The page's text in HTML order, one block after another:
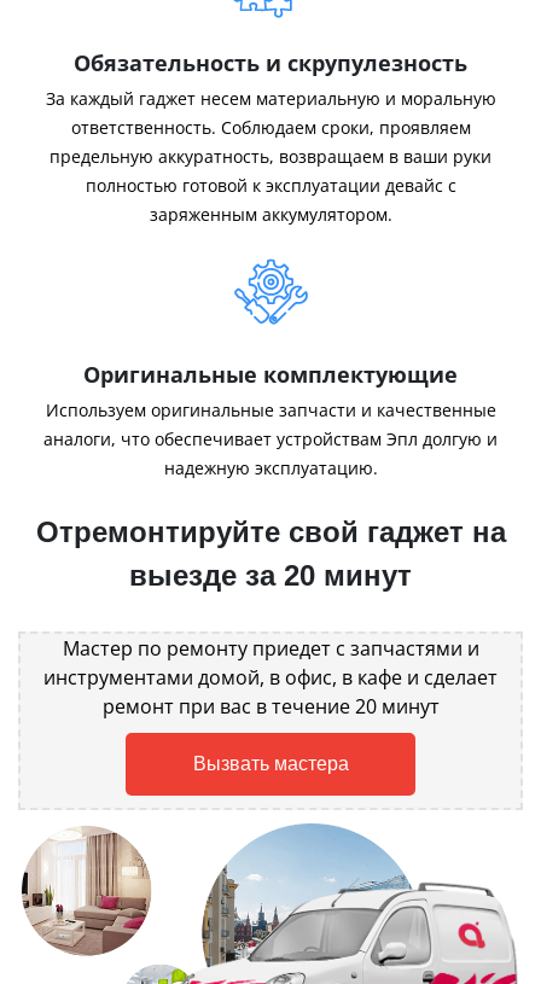
Обязательность и скрупулезность
За каждый гаджет несем материальную и моральную
ответственность. Соблюдаем сроки, проявляем
предельную аккуратность, возвращаем в ваши руки
полностью готовой к эксплуатации девайс с
заряженным аккумулятором.
Оригинальные комплектующие
Используем оригинальные запчасти и качественные
аналоги, что обеспечивает устройствам Эпл долгую и
надежную эксплуатацию.
Отремонтируйте свой гаджет на
выезде за 20 минут
Мастер по ремонту приедет с запчастями и
инструментами домой, в офис, в кафе и сделает
ремонт при вас в течение 20 минут
Вызвать мастера